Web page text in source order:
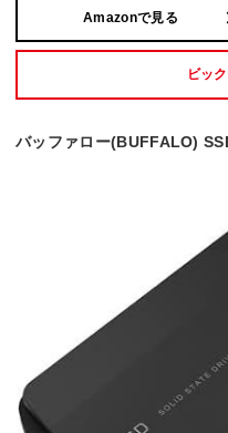
Amazonで見る
ビッ
バッファロー(BUFFALO)